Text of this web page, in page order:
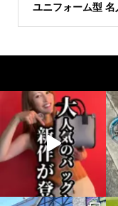
ユニフォーム型